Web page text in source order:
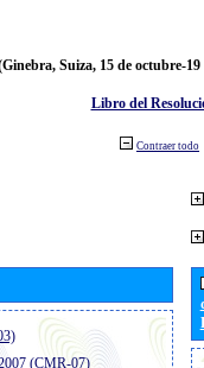
Suiza, 15 de octubre-19
Libro del
Contraer todo
(CMR-07)